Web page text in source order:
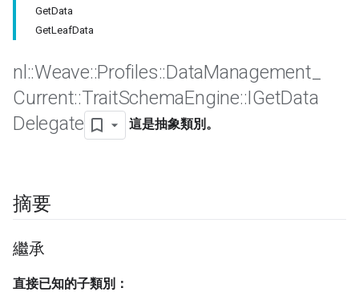
GetData
GetLeafData
nl ::Weave::Profiles::DataManagement
Current::TraitSchemaEngine::IGetData
Delegate
這是抽象類別。
摘要
繼承
直接已知的子類別：